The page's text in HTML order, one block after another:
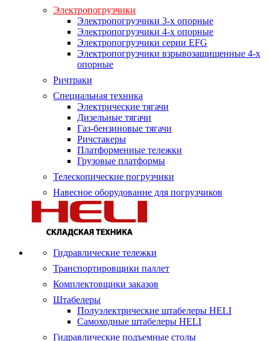
Электропогрузчики
Электропогрузчики 3-х опорные
Электропогрузчики 4-х опорные
Электропогрузчики серии EFG
Электропогрузчики взрывозащищенные 4-х
опорные
Ричтраки
Специальная техника
Электрические тягачи
Дизельные тягачи
Газ-бензиновые тягачи
Ричстакеры
Платформенные тележки
Грузовые платформы
Телескопические погрузчики
Навесное оборудование для погрузчиков
Гидравлические тележки
Транспортировщики паллет
Комплектовщики заказов
Штабелеры
Полуэлектрические штабелеры HELI
Самоходные штабелеры HELI
Гидравлические подъемные столы